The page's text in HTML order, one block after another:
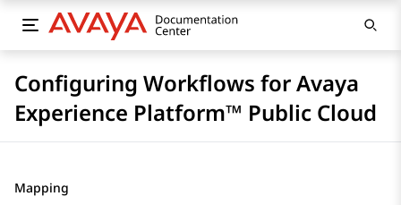
Configuring Workflows for Avaya
Experience Platform™ Public Cloud
Mapping